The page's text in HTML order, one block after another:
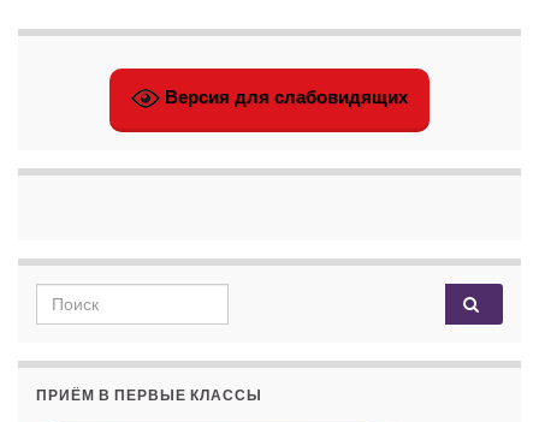
Версия для слабовидящих
Search for:
ПРИЁМ В ПЕРВЫЕ КЛАССЫ